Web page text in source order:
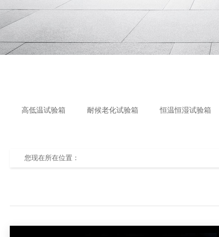
高低温试验箱 耐候老化试验箱 恒温恒湿试验箱
您现在所在位置：